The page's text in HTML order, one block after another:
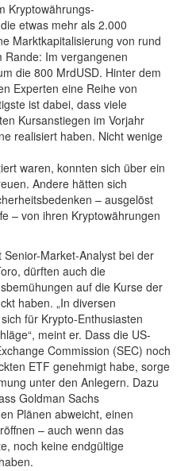
Kryptowährungs-
etwas mehr als 2.000
Marktkapitalisierung von rund
Rande: Im vergangenen
die 800 MrdUSD. Hinter dem
Experten eine Reihe von
ist dabei, dass viele
Kursanstiegen im Vorjahr
realisiert haben. Nicht wenige
waren, konnten sich über ein
Andere hätten sich
– ausgelöst
– von ihren Kryptowährungen
Senior-Market-Analyst bei der
dürften auch die
auf die Kurse der
haben. „In diversen
für Krypto-Enthusiasten
meint er. Dass die US-
Commission (SEC) noch
ETF genehmigt habe, sorge
unter den Anlegern. Dazu
Goldman Sachs
Plänen abweicht, einen
– auch wenn das
noch keine endgültige